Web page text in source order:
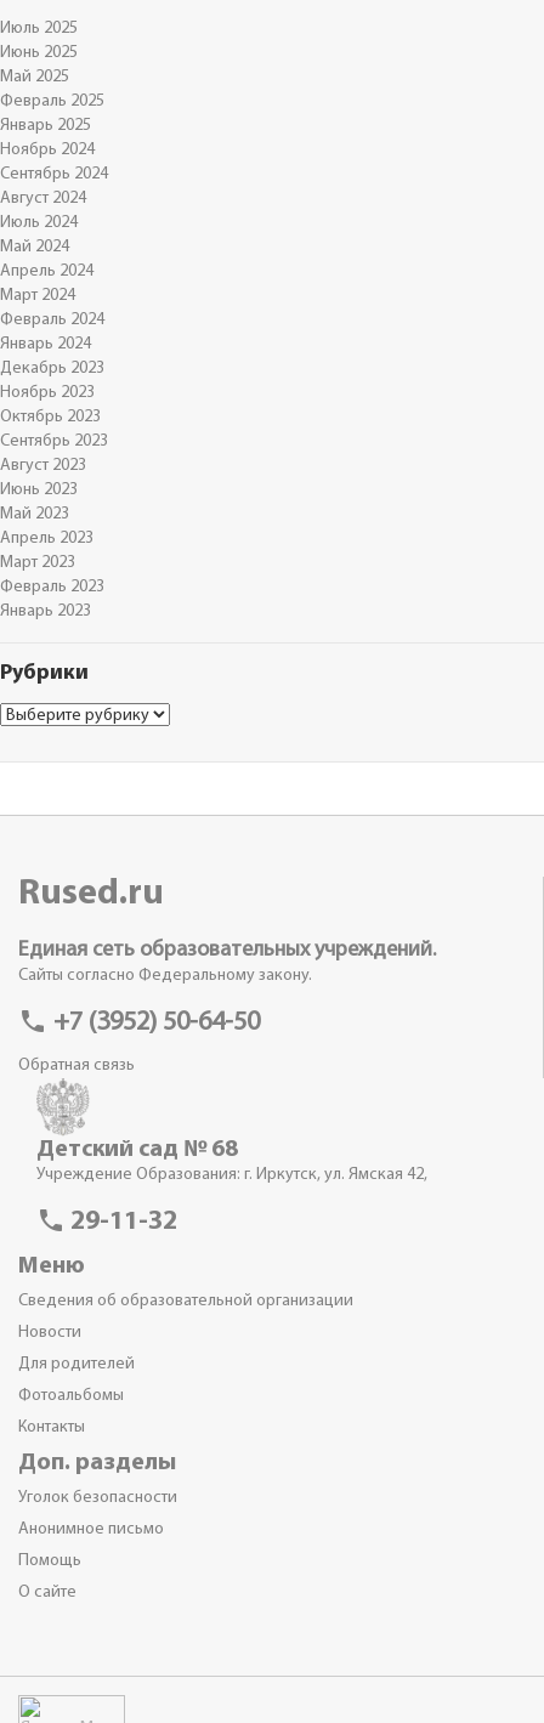
Июль 2025
Июнь 2025
Май 2025
Февраль 2025
Январь 2025
Ноябрь 2024
Сентябрь 2024
Август 2024
Июль 2024
Май 2024
Апрель 2024
Март 2024
Февраль 2024
Январь 2024
Декабрь 2023
Ноябрь 2023
Октябрь 2023
Сентябрь 2023
Август 2023
Июнь 2023
Май 2023
Апрель 2023
Март 2023
Февраль 2023
Январь 2023
Рубрики
Рубрики
Rused.ru
Единая сеть образовательных учреждений.
Сайты согласно Федеральному закону.
phone +7 (3952) 50-64-50
Обратная связь
Детский сад № 68
Учреждение Образования: г. Иркутск, ул. Ямская 42,
phone 29-11-32
Меню
Сведения об образовательной организации
Новости
Для родителей
Фотоальбомы
Контакты
Доп. разделы
Уголок безопасности
Анонимное письмо
Помощь
О сайте